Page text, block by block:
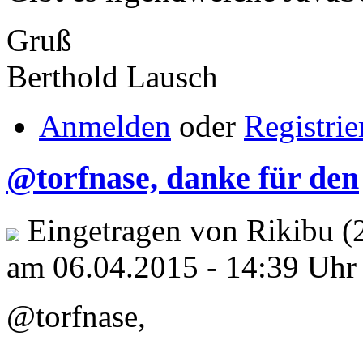
Gruß
Berthold Lausch
Anmelden oder
@torfnase, danke für den
Eingetragen von Rikibu
am 06.04.2015 - 14:39 Uhr
@torfnase,